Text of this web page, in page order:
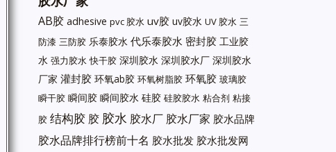
AB胶 adhesive pvc 胶水 uv胶 uv胶水 UV 胶水 三
防漆 三防胶 乐泰胶水 代乐泰胶水 密封胶 工业胶
水 强力胶水 快干胶 深圳胶水 深圳胶水厂 深圳胶水
厂家 灌封胶 环氧ab胶 环氧树脂胶 环氧胶 玻璃胶
瞬干胶 瞬间胶 瞬间胶水 硅胶 硅胶胶水 粘合剂 粘接
胶 结构胶 胶 胶水 胶水厂 胶水厂家 胶水品牌
胶水品牌排行榜前十名 胶水批发 胶水批发网